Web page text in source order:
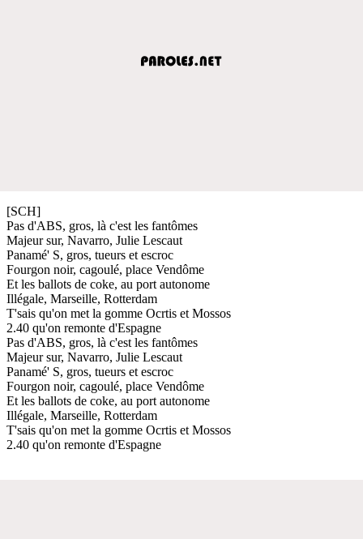
[SCH]
Pas d'ABS, gros, là c'est les fantômes
Majeur sur, Navarro, Julie Lescaut
Panamé' S, gros, tueurs et escroc
Fourgon noir, cagoulé, place Vendôme
Et les ballots de coke, au port autonome
Illégale, Marseille, Rotterdam
T'sais qu'on met la gomme Ocrtis et Mossos
2.40 qu'on remonte d'Espagne
Pas d'ABS, gros, là c'est les fantômes
Majeur sur, Navarro, Julie Lescaut
Panamé' S, gros, tueurs et escroc
Fourgon noir, cagoulé, place Vendôme
Et les ballots de coke, au port autonome
Illégale, Marseille, Rotterdam
T'sais qu'on met la gomme Ocrtis et Mossos
2.40 qu'on remonte d'Espagne